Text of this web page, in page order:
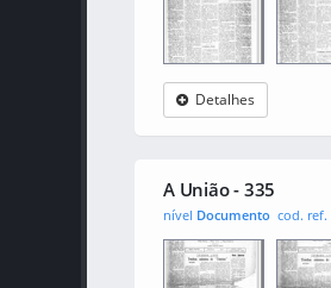
A União 0001
Detalhes
A União - 335
nível Documento cod. ref.